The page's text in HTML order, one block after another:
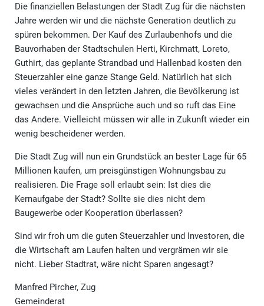
Die finanziellen Belastungen der Stadt Zug für die nächsten
Jahre werden wir und die nächste Generation deutlich zu
spüren bekommen. Der Kauf des Zurlaubenhofs und die
Bauvorhaben der Stadtschulen Herti, Kirchmatt, Loreto,
Guthirt, das geplante Strandbad und Hallenbad kosten den
Steuerzahler eine ganze Stange Geld. Natürlich hat sich
vieles verändert in den letzten Jahren, die Bevölkerung ist
gewachsen und die Ansprüche auch und so ruft das Eine
das Andere. Vielleicht müssen wir alle in Zukunft wieder ein
wenig bescheidener werden.
Die Stadt Zug will nun ein Grundstück an bester Lage für 65
Millionen kaufen, um preisgünstigen Wohnungsbau zu
realisieren. Die Frage soll erlaubt sein: Ist dies die
Kernaufgabe der Stadt? Sollte sie dies nicht dem
Baugewerbe oder Kooperation überlassen?
Sind wir froh um die guten Steuerzahler und Investoren, die
die Wirtschaft am Laufen halten und vergrämen wir sie
nicht. Lieber Stadtrat, wäre nicht Sparen angesagt?
Manfred Pircher, Zug
Gemeinderat